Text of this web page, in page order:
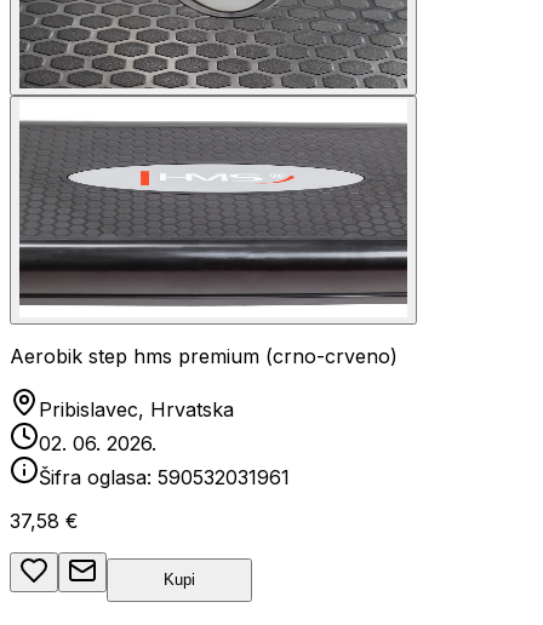
Aerobik step hms premium (crno-crveno)
Pribislavec, Hrvatska
02. 06. 2026.
Šifra oglasa: 590532031961
37,58 €
Kupi